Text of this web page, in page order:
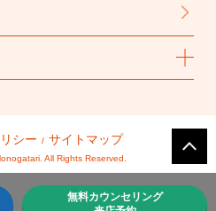
無料カウンセリング
シー サイトマップ
All Rights Reserved.